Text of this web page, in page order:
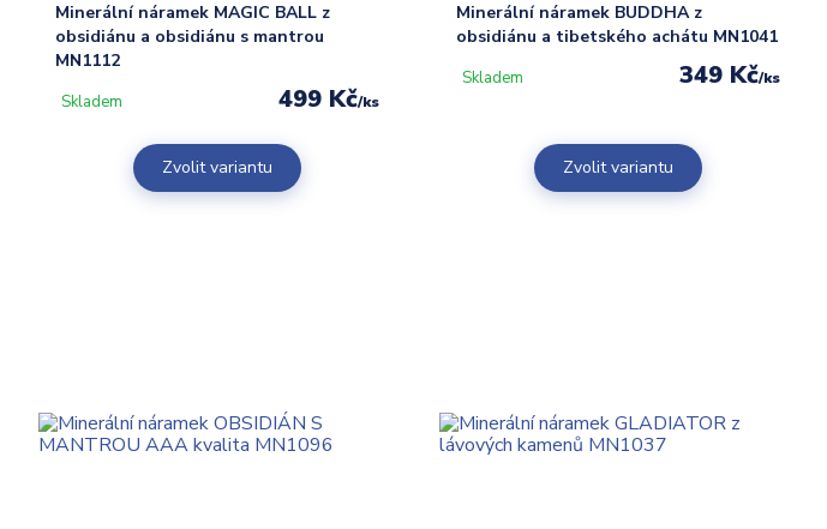
Minerální náramek MAGIC BALL z
obsidiánu a obsidiánu s mantrou
MN1112
499 Kč/ks
Skladem
Zvolit variantu
Minerální náramek BUDDHA z
obsidiánu a tibetského achátu MN1041
349 Kč/ks
Skladem
Zvolit variantu